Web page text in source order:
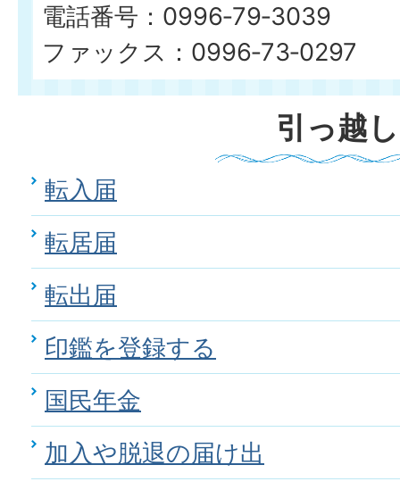
電話番号：0996‐79‐3039
ファックス：0996‐73‐0297
引っ越し
転入届
転居届
転出届
印鑑を登録する
国民年金
加入や脱退の届け出